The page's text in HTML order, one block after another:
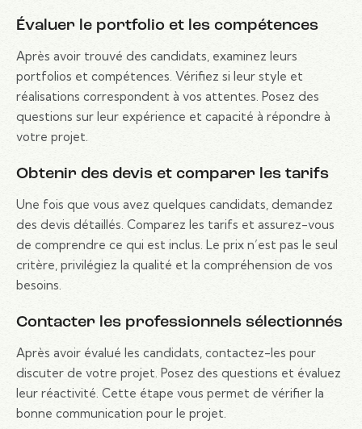
Évaluer le portfolio et les compétences
Après avoir trouvé des candidats, examinez leurs
portfolios et compétences. Vérifiez si leur style et
réalisations correspondent à vos attentes. Posez des
questions sur leur expérience et capacité à répondre à
votre projet.
Obtenir des devis et comparer les tarifs
Une fois que vous avez quelques candidats, demandez
des devis détaillés. Comparez les tarifs et assurez-vous
de comprendre ce qui est inclus. Le prix n’est pas le seul
critère, privilégiez la qualité et la compréhension de vos
besoins.
Contacter les professionnels sélectionnés
Après avoir évalué les candidats, contactez-les pour
discuter de votre projet. Posez des questions et évaluez
leur réactivité. Cette étape vous permet de vérifier la
bonne communication pour le projet.